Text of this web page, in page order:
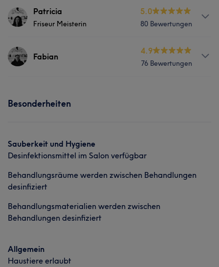
Patricia
Friseur Meisterin
5.0
80 Bewertungen
Info
Meister Feiseurin seit 2017 💇🏻‍♀️💇🏻‍♂️ Inhaberin von
Services
Was unsere Kunden über Patricia sagen
Kompetent 8 Professionell 6 Talentiert 6
Fabian
4.9
76 Bewertungen
Was unsere Kunden über Fabian sagen
Herzlich
Freundlich 5
Besonderheiten
Sauberkeit und Hygiene
Desinfektionsmittel im Salon verfügbar
Behandlungsräume werden zwischen Behandlungen
desinfiziert
Behandlungsmaterialien werden zwischen
Behandlungen desinfiziert
Allgemein
Haustiere erlaubt